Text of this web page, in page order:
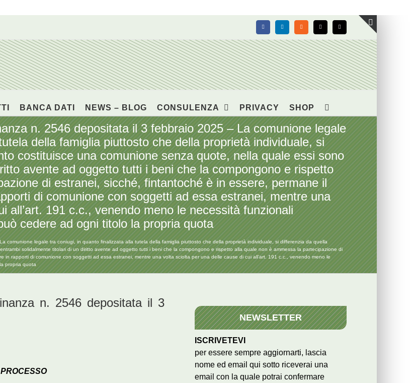
FacebookLinkedIn Rss X Email
BANCA DATI NEWS – BLOG CONSULENZA PRIVACY SHOP
n. 2546 depositata il 3 febbraio 2025 – La comunione legale
della famiglia piuttosto che della proprietà individuale, si
costituisce una comunione senza quote, nella quale essi sono
avente ad oggetto tutti i beni che la compongono e rispetto
di estranei, sicché, fintantoché è in essere, permane il
di comunione con soggetti ad essa estranei, mentre una
all’art. 191 c.c., venendo meno le necessità funzionali
cedere ad ogni titolo la propria quota
comunione legale tra coniugi, in quanto finalizzata alla tutela della famiglia piuttosto che della proprietà individuale, si differenzia da quella
solidalmente titolari di un diritto avente ad oggetto tutti i beni che la compongono e rispetto alla quale non è ammessa la partecipazione di
rapporti di comunione con soggetti ad essa estranei, mentre una volta sciolta per una delle cause di cui all’art. 191 c.c., venendo meno le
propria quota
n. 2546 depositata il 3
NEWSLETTER
ISCRIVETEVI
per essere sempre aggiornarti, lascia
nome ed email qui sotto riceverai una
email con la quale potrai confermare
Toggle
area
barra
scorrevole